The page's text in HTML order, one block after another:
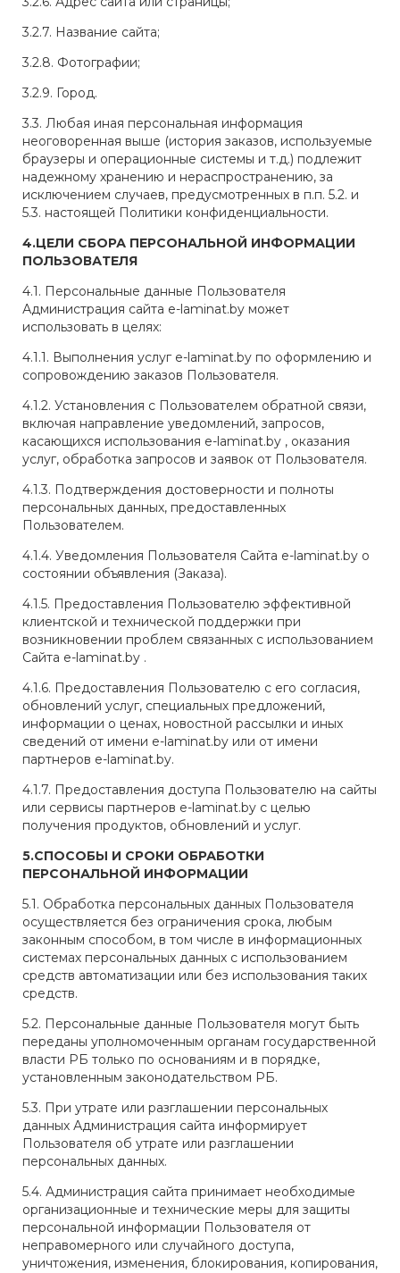
3.2.7. Название сайта;
3.2.8. Фотографии;
3.2.9. Город.
3.3. Любая иная персональная информация
неоговоренная выше (история заказов, используемые
браузеры и операционные системы и т.д.) подлежит
надежному хранению и нераспространению, за
исключением случаев, предусмотренных в п.п. 5.2. и
5.3. настоящей Политики конфиденциальности.
4.ЦЕЛИ СБОРА ПЕРСОНАЛЬНОЙ ИНФОРМАЦИИ
ПОЛЬЗОВАТЕЛЯ
4.1. Персональные данные Пользователя
Администрация сайта e-laminat.by может
использовать в целях:
4.1.1. Выполнения услуг e-laminat.by по оформлению и
сопровождению заказов Пользователя.
4.1.2. Установления с Пользователем обратной связи,
включая направление уведомлений, запросов,
касающихся использования e-laminat.by , оказания
услуг, обработка запросов и заявок от Пользователя.
4.1.3. Подтверждения достоверности и полноты
персональных данных, предоставленных
Пользователем.
4.1.4. Уведомления Пользователя Сайта e-laminat.by о
состоянии объявления (Заказа).
4.1.5. Предоставления Пользователю эффективной
клиентской и технической поддержки при
возникновении проблем связанных с использованием
Сайта e-laminat.by .
4.1.6. Предоставления Пользователю с его согласия,
обновлений услуг, специальных предложений,
информации о ценах, новостной рассылки и иных
сведений от имени e-laminat.by или от имени
партнеров e-laminat.by.
4.1.7. Предоставления доступа Пользователю на сайты
или сервисы партнеров e-laminat.by с целью
получения продуктов, обновлений и услуг.
5.СПОСОБЫ И СРОКИ ОБРАБОТКИ
ПЕРСОНАЛЬНОЙ ИНФОРМАЦИИ
5.1. Обработка персональных данных Пользователя
осуществляется без ограничения срока, любым
законным способом, в том числе в информационных
системах персональных данных с использованием
средств автоматизации или без использования таких
средств.
5.2. Персональные данные Пользователя могут быть
переданы уполномоченным органам государственной
власти РБ только по основаниям и в порядке,
установленным законодательством РБ.
5.3. При утрате или разглашении персональных
данных Администрация сайта информирует
Пользователя об утрате или разглашении
персональных данных.
5.4. Администрация сайта принимает необходимые
организационные и технические меры для защиты
персональной информации Пользователя от
неправомерного или случайного доступа,
уничтожения, изменения, блокирования, копирования,